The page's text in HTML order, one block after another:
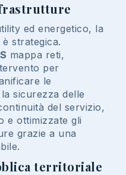
ed energetico, la
strategica.
mappa reti,
per
le
sicurezza delle
del servizio,
e ottimizzate gli
grazie a una
territoriale